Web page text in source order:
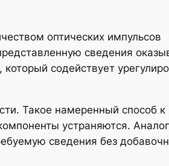
оптических импульсов
сведения
содействует
Такое намеренный способ к
устраняются.
сведения без